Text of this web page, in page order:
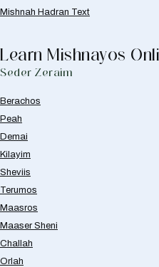
Mishnah Hadran Text
Learn Mishnayos
Seder Zeraim
Berachos
Peah
Demai
Kilayim
Sheviis
Terumos
Maasros
Maaser Sheni
Challah
Orlah